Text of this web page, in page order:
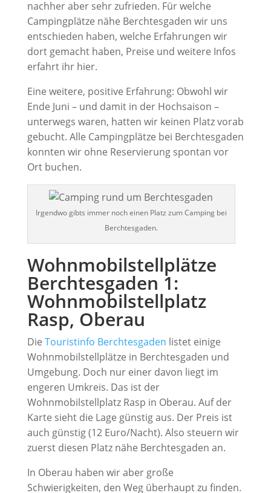
nachher aber sehr zufrieden. Für welche
Campingplätze nähe Berchtesgaden wir uns
entschieden haben, welche Erfahrungen wir
dort gemacht haben, Preise und weitere Infos
erfahrt ihr hier.
Eine weitere, positive Erfahrung: Obwohl wir
Ende Juni – und damit in der Hochsaison –
unterwegs waren, hatten wir keinen Platz vorab
gebucht. Alle Campingplätze bei Berchtesgaden
konnten wir ohne Reservierung spontan vor
Ort buchen.
Irgendwo gibts immer noch einen Platz zum Camping bei
Berchtesgaden.
Wohnmobilstellplätze
Berchtesgaden 1:
Wohnmobilstellplatz
Rasp, Oberau
Die Touristinfo Berchtesgaden listet einige
Wohnmobilstellplätze in Berchtesgaden und
Umgebung. Doch nur einer davon liegt im
engeren Umkreis. Das ist der
Wohnmobilstellplatz Rasp in Oberau. Auf der
Karte sieht die Lage günstig aus. Der Preis ist
auch günstig (12 Euro/Nacht). Also steuern wir
zuerst diesen Platz nähe Berchtesgaden an.
In Oberau haben wir aber große
Schwierigkeiten, den Weg überhaupt zu finden.